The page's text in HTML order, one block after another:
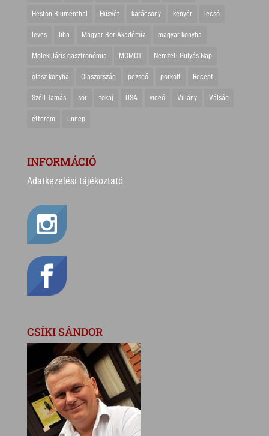
Heston Blumenthal Húsvét karácsony kenyér lecsó
leves liba Magyar Bor Akadémia magyar konyha
Molekuláris gasztronómia MOMOT Nemzeti Gulyás Nap
olasz konyha Olaszország pezsgő pörkölt Recept
Széll Tamás sör tokaj USA videó Villány Válság
étterem ünnep
INFORMÁCIÓ
Adatkezelési tájékoztató
CSÍKI SÁNDOR